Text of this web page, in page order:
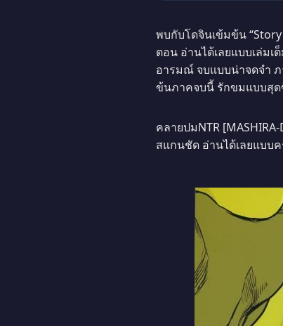
พบกับโดจินเข้มข้น
ตอน อ่านได้เลยแบบเล่ม
อารมณ์ จบแบบน่าจดจำ
ข้นภาคจบนี้ รักขมแบบสุด
คลายปมNTR
สแกนชัด อ่านได้เลยแบบ